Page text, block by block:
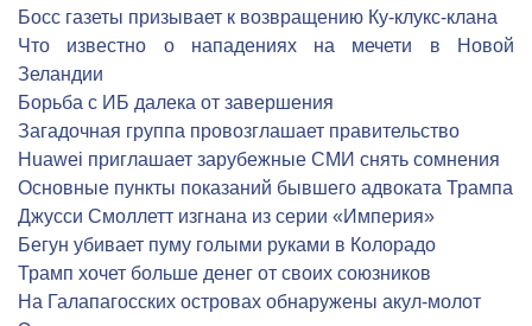
Босс газеты призывает к возвращению Ку-клукс-клана
Что известно о нападениях на мечети в Новой
Зеландии
Борьба с ИБ далека от завершения
Загадочная группа провозглашает правительство
Huawei приглашает зарубежные СМИ снять сомнения
Основные пункты показаний бывшего адвоката Трампа
Джусси Смоллетт изгнана из серии «Империя»
Бегун убивает пуму голыми руками в Колорадо
Трамп хочет больше денег от своих союзников
На Галапагосских островах обнаружены акул-молот